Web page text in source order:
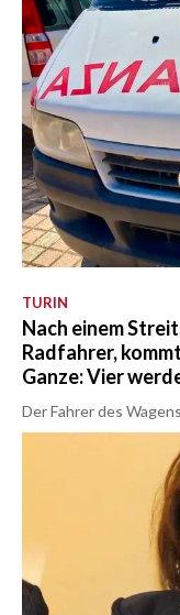
TURIN
Nach einem
Radfahrer,
Ganze: Vier
Der Fahrer des